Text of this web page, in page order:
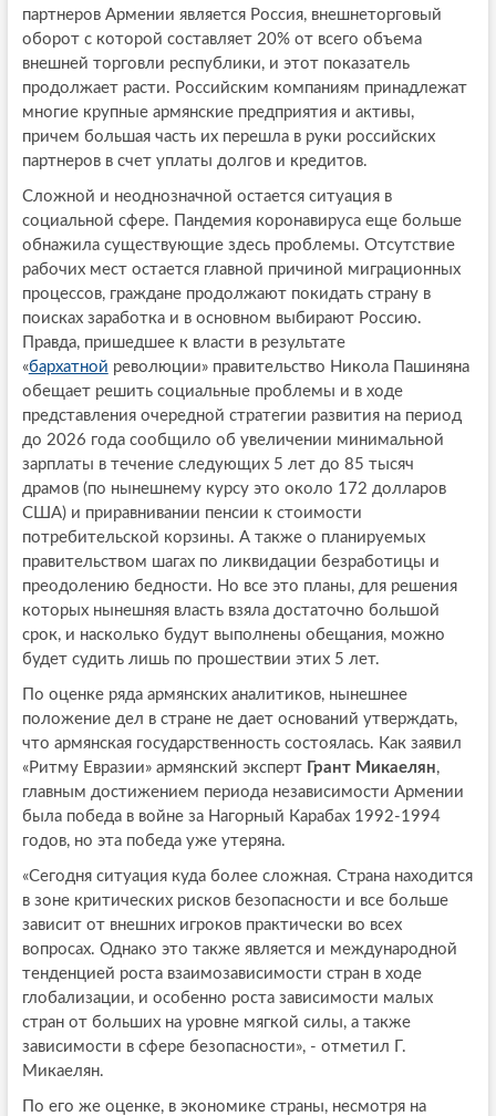
партнеров Армении является Россия, внешнеторговый
оборот с которой составляет 20% от всего объема
внешней торговли республики, и этот показатель
продолжает расти. Российским компаниям принадлежат
многие крупные армянские предприятия и активы,
причем большая часть их перешла в руки российских
партнеров в счет уплаты долгов и кредитов.
Сложной и неоднозначной остается ситуация в
социальной сфере. Пандемия коронавируса еще больше
обнажила существующие здесь проблемы. Отсутствие
рабочих мест остается главной причиной миграционных
процессов, граждане продолжают покидать страну в
поисках заработка и в основном выбирают Россию.
Правда, пришедшее к власти в результате
«бархатной революции» правительство Никола Пашиняна
обещает решить социальные проблемы и в ходе
представления очередной стратегии развития на период
до 2026 года сообщило об увеличении минимальной
зарплаты в течение следующих 5 лет до 85 тысяч
драмов (по нынешнему курсу это около 172 долларов
США) и приравнивании пенсии к стоимости
потребительской корзины. А также о планируемых
правительством шагах по ликвидации безработицы и
преодолению бедности. Но все это планы, для решения
которых нынешняя власть взяла достаточно большой
срок, и насколько будут выполнены обещания, можно
будет судить лишь по прошествии этих 5 лет.
По оценке ряда армянских аналитиков, нынешнее
положение дел в стране не дает оснований утверждать,
что армянская государственность состоялась. Как заявил
«Ритму Евразии» армянский эксперт Грант Микаелян,
главным достижением периода независимости Армении
была победа в войне за Нагорный Карабах 1992-1994
годов, но эта победа уже утеряна.
«Сегодня ситуация куда более сложная. Страна находится
в зоне критических рисков безопасности и все больше
зависит от внешних игроков практически во всех
вопросах. Однако это также является и международной
тенденцией роста взаимозависимости стран в ходе
глобализации, и особенно роста зависимости малых
стран от больших на уровне мягкой силы, а также
зависимости в сфере безопасности», - отметил Г.
Микаелян.
По его же оценке, в экономике страны, несмотря на